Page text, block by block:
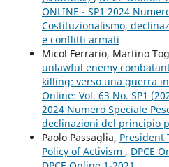
ONLINE - SP1 2024
Costituzionalismo,
e conflitti armati
Micol Ferrario, Martino
unlawful enemy
killing: verso una guerra
Online: Vol. 63 No. SP1
2024 Numero Speciale
declinazioni del principio
Paolo Passaglia, President
Policy of Activism , DPCE